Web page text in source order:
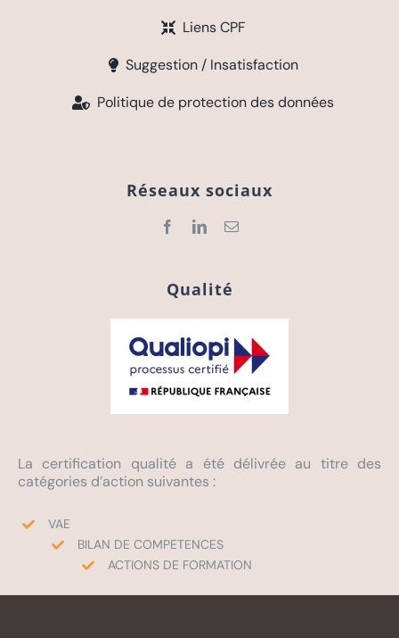
Liens CPF
Suggestion / Insatisfaction
Politique de protection des données
Réseaux sociaux
Qualité
La certification qualité a été délivrée au titre des
catégories d’action suivantes :
VAE
BILAN DE COMPETENCES
ACTIONS DE FORMATION